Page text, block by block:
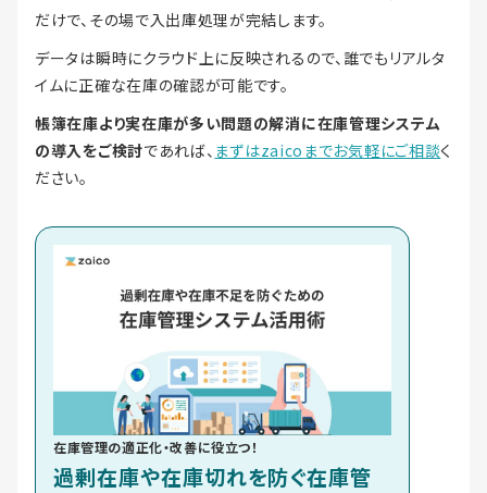
だけで、その場で入出庫処理が完結します。
データは瞬時にクラウド上に反映されるので、誰でもリアルタ
イムに正確な在庫の確認が可能です。
帳簿在庫より実在庫が多い問題の解消に在庫管理システム
の導入をご検討であれば、 まずはzaicoまでお気軽にご相談く
ださい。
在庫管理の適正化・改善に役立つ！
過剰在庫や在庫切れを防ぐ在庫管